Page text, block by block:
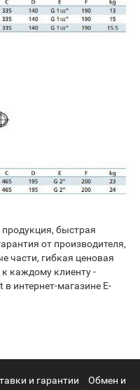
быстрая
от производителя,
части, гибкая ценовая
каждому клиенту -
интернет-магазине E-
и гарантии
Обмен и